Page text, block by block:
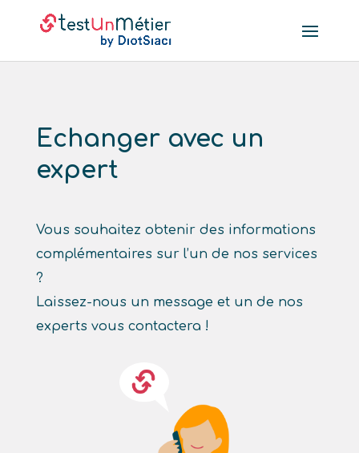
Echanger avec un
expert
Vous souhaitez obtenir des informations
complémentaires sur l’un de nos services
?
Laissez-nous un message et un de nos
experts vous contactera !